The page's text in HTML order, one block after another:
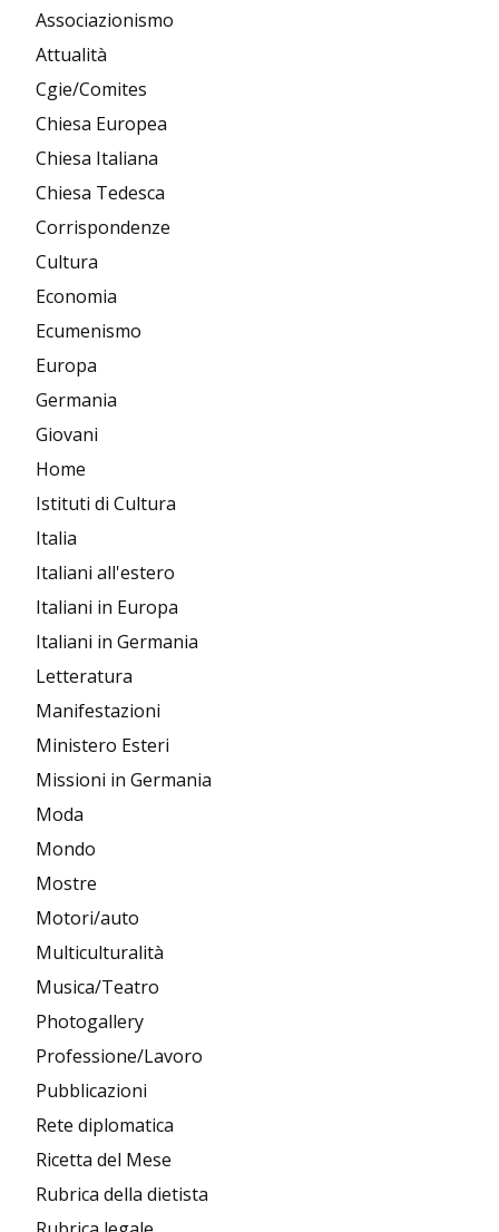
Associazionismo
Attualità
Cgie/Comites
Chiesa Europea
Chiesa Italiana
Chiesa Tedesca
Corrispondenze
Cultura
Economia
Ecumenismo
Europa
Germania
Giovani
Home
Istituti di Cultura
Italia
Italiani all'estero
Italiani in Europa
Italiani in Germania
Letteratura
Manifestazioni
Ministero Esteri
Missioni in Germania
Moda
Mondo
Mostre
Motori/auto
Multiculturalità
Musica/Teatro
Photogallery
Professione/Lavoro
Pubblicazioni
Rete diplomatica
Ricetta del Mese
Rubrica della dietista